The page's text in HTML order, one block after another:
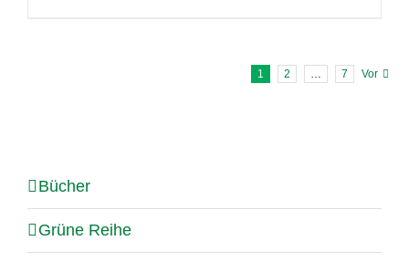
1 2 7 Vor
Bücher
Grüne Reihe